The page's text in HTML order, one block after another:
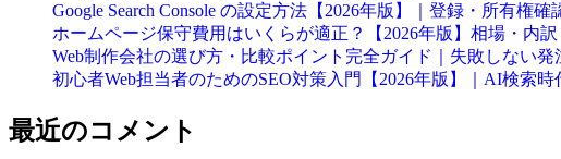
Google Search Console の設定方法【2026年版】｜登録・所有権
ホームページ保守費用はいくらが適正？【2026年版】相場・内
Web制作会社の選び方・比較ポイント完全ガイド｜失敗しない発
初心者Web担当者のためのSEO対策入門【2026年版】｜AI検索
最近のコメント